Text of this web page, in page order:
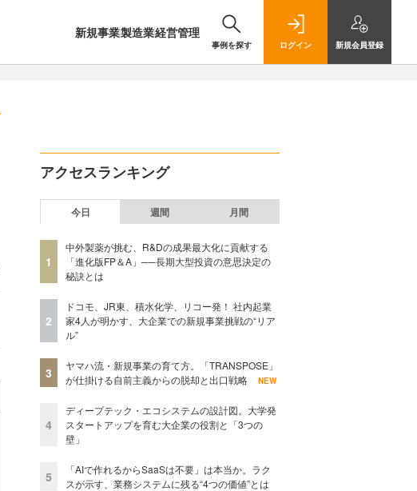
新規事業製造業経営管理
事例を探す ログイン 新規会員登録
アクセスランキング
今日 週間 月間
1
中外製薬が挑む、R&Dの成果最大化に貢献する
「進化版FP＆A」──長期大型投資の意思決定の
秘訣とは
2
ドコモ、JR東、積水化学、リコー発！ 社内起業
家4人が明かす、大企業での新規事業挑戦の“リア
ル”
3
ヤマハ流・新規事業の育て方。「TRANSPOSE」
が仕掛ける自前主義からの脱却と出口戦略
NEW
4
ディープテック・エコシステムの設計図。大学発
スタートアップを育む大企業の役割と「3つの
壁」
5
「AIで作れるからSaaSは不要」は本当か。ラク
スが示す、業務システムに残る“4つの価値”とは